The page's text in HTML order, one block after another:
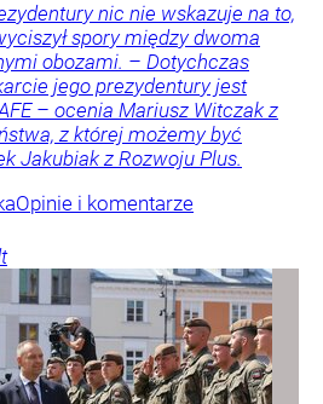
nic nie wskazuje na to,
spory między dwoma
obozami. – Dotychczas
jego prezydentury jest
– ocenia Mariusz Witczak z
z której możemy być
Jakubiak z Rozwoju Plus.
Opinie i komentarze